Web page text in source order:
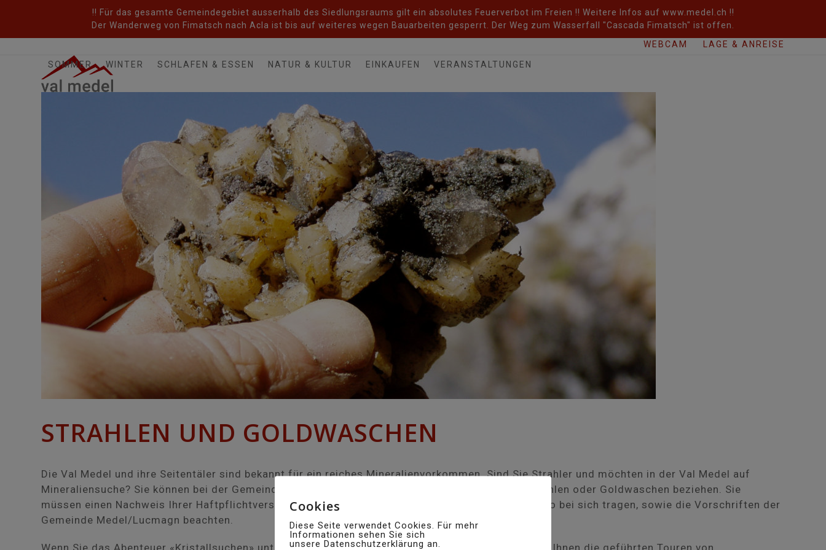
content
!! Für das gesamte Gemeindegebiet ausserhalb des Siedlungsraums gilt ein absolutes Feuerverbot im Freien !! Weitere Infos auf www.medel.ch !!
Der Wanderweg von Fimatsch nach Acla ist bis auf weiteres wegen Bauarbeiten gesperrt. Der Weg zum Wasserfall "Cascada Fimatsch" ist offen.
WEBCAM LAGE & ANREISE
SOMMER WINTER SCHLAFEN & ESSEN NATUR & KULTUR EINKAUFEN VERANSTALTUNGEN
STRAHLEN UND GOLDWASCHEN
Die Val Medel und ihre Seitentäler sind bekannt für ein reiches Mineralienvorkommen. Sind Sie Strahler und möchten in der Val Medel auf
Mineraliensuche? Sie können bei der Gemeindekanzlei in Curaglia die nötigen Patente für das Strahlen oder Goldwaschen beziehen. Sie
müssen einen Nachweis Ihrer Haftpflichtversicherung und einen gültigen Personalausweis mit Foto bei sich tragen, sowie die Vorschriften der
Gemeinde Medel/Lucmagn beachten.
Wenn Sie das Abenteuer «Kristallsuchen» unter kundiger Anleitung wagen möchten, empfehlen wir Ihnen die geführten Touren von
Cookies
Diese Seite verwendet Cookies. Für mehr
Informationen sehen Sie sich
unsere Datenschutzerklärung an.